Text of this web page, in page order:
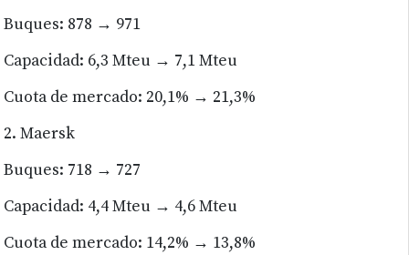
Buques: 878 → 971
Capacidad: 6,3 Mteu → 7,1 Mteu
Cuota de mercado: 20,1% → 21,3%
2. Maersk
Buques: 718 → 727
Capacidad: 4,4 Mteu → 4,6 Mteu
Cuota de mercado: 14,2% → 13,8%